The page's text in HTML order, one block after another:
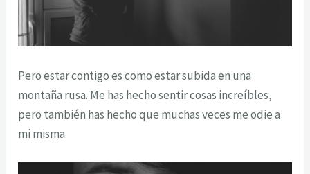
Pero estar contigo es como estar subida en una
montaña rusa. Me has hecho sentir cosas increíbles,
pero también has hecho que muchas veces me odie a
mi misma.